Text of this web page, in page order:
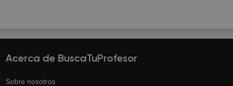
Acerca de BuscaTuProfesor
Sobre nosotros